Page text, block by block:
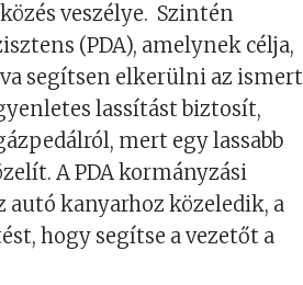
veszélye. Szintén
(PDA), amelynek célja,
segítsen elkerülni az ismert
lassítást biztosít,
mert egy lassabb
A PDA kormányzási
kanyarhoz közeledik, a
hogy segítse a vezetőt a